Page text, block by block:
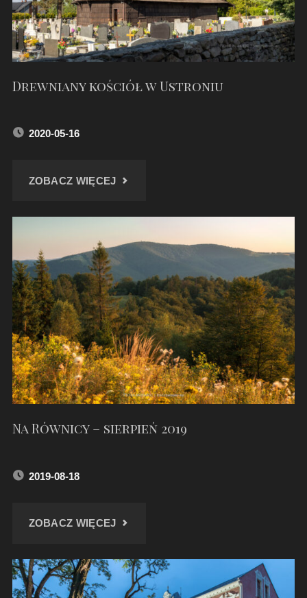
Drewniany kościół w Ustroniu
2020-05-16
ZOBACZ WIĘCEJ"DREWNIANY
W
USTRONIU"
Na Równicy – sierpień 2019
2019-08-18
ZOBACZ WIĘCEJ"NA